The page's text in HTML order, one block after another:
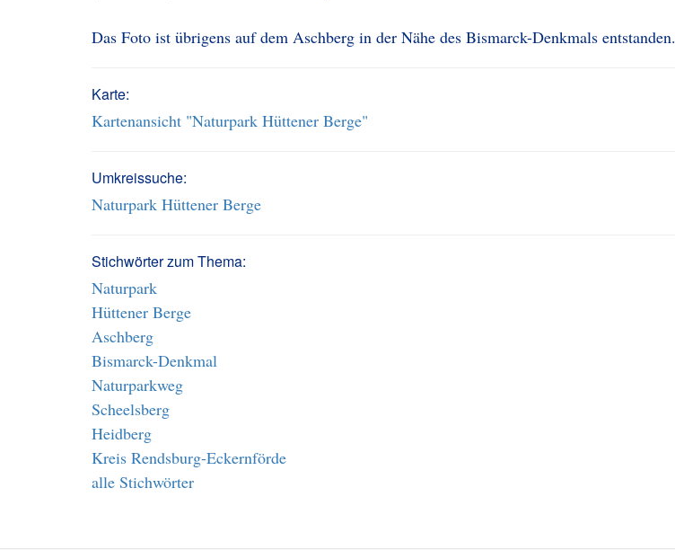
Das Foto ist übrigens auf dem Aschberg in der Nähe des Bismarck-Denkmals entstanden.
Karte:
Kartenansicht "Naturpark Hüttener Berge"
Umkreissuche:
Naturpark Hüttener Berge
Stichwörter zum Thema:
Naturpark
Hüttener Berge
Aschberg
Bismarck-Denkmal
Naturparkweg
Scheelsberg
Heidberg
Kreis Rendsburg-Eckernförde
alle Stichwörter